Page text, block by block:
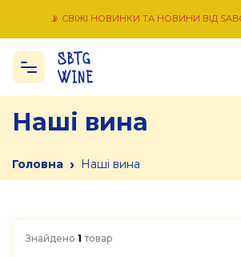
📡 СВІЖІ НОВИНКИ ТА НОВИНИ ВІД
Наші вина
Головна › Наші вина
Знайдено 1 товар